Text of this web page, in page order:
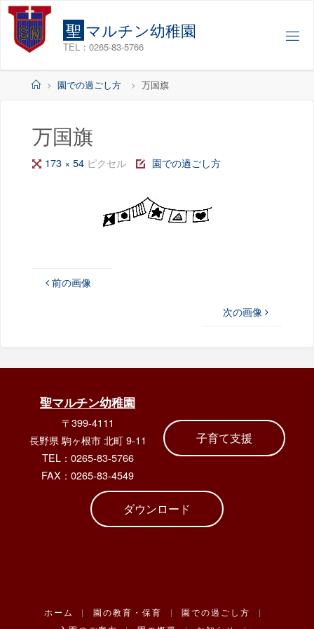
コ
聖 マルチン幼稚園
TEL：0265-83-5766
ホ
園での過ごし方 万国旗
万国旗
フ 173 × 54 ピクセル 園での過ごし方
前の画像
次の画像
聖マルチン幼稚園
〒399-4111
長野県 駒ヶ根市 北町 9-11
TEL：0265-83-5766
FAX：0265-83-4549
子育て支援
ダウンロード
ホーム | 園の教育・保育 | 園での過ごし方
|